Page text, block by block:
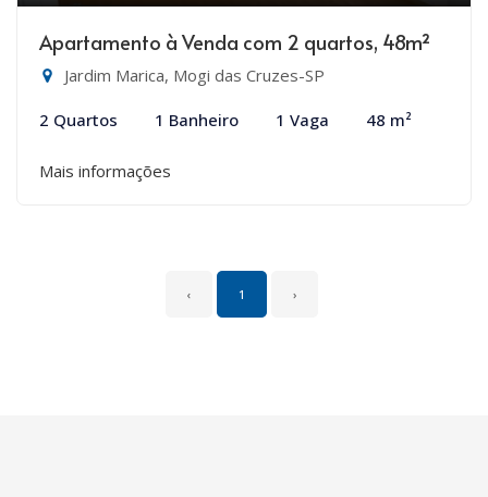
Apartamento à Venda com 2 quartos, 48m²
Jardim Marica, Mogi das Cruzes-SP
2 Quartos 1 Banheiro 1 Vaga 48 m²
Mais informações
‹ 1 ›